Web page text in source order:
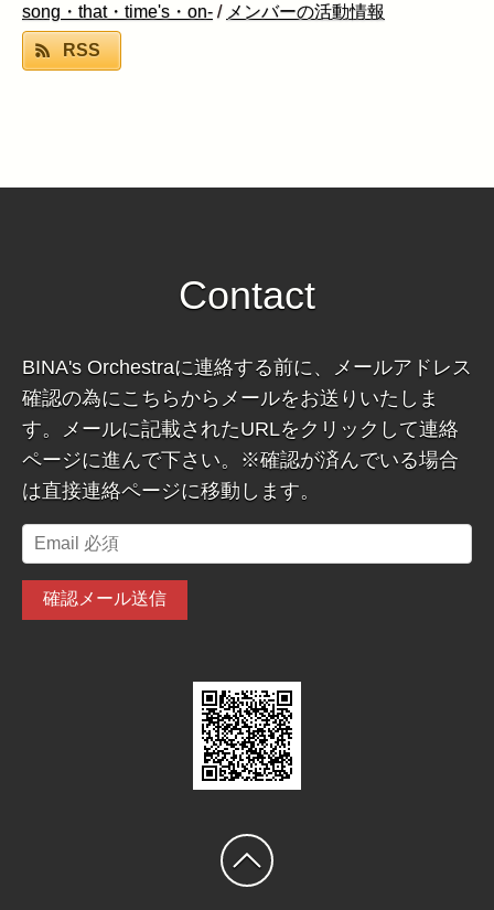
song・that・time's・on- / メンバーの活動情報
RSS
Contact
BINA's Orchestraに連絡する前に、メールアドレス
確認の為にこちらからメールをお送りいたしま
す。メールに記載されたURLをクリックして連絡
ページに進んで下さい。※確認が済んでいる場合
は直接連絡ページに移動します。